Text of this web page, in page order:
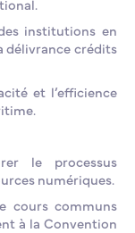
institutions en
délivrance crédits
et l’efficience
le processus
numériques.
cours communs
à la Convention